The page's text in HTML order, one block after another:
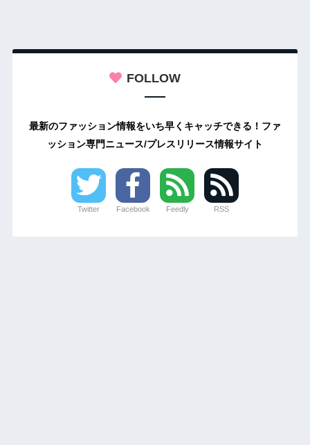
FOLLOW
最新のファッション情報をいち早くキャッチできる！ファ
ッション専門ニュース/プレスリリース情報サイト
Twitter Facebook Feedly RSS